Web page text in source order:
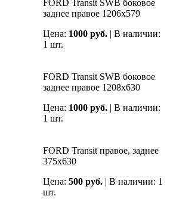
FORD Transit SWB боковое
заднее правое 1206х579
Цена: 1000 руб. | В наличии:
1 шт.
FORD Transit SWB боковое
заднее правое 1208х630
Цена: 1000 руб. | В наличии:
1 шт.
FORD Transit правое, заднее
375х630
Цена: 500 руб. | В наличии: 1
шт.